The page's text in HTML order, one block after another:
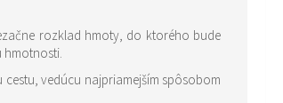
hmotnosti.
vedúcu najpriamejším spôsobom